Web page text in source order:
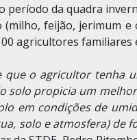
período da quadra
(milho, feijão, jerimum
agricultores
que o agricultor tenha
solo propicia um
em condições de
solo e atmosfera) de